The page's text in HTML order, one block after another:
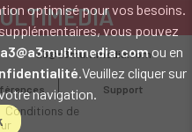
optimisé pour vos besoins.
vous pouvez
a3@a3multimedia.comou en
.Veuillez cliquer sur
navigation.
LOGICIEL CODE BARRE
- Nantes - Angers - Rennes - Le
- Toulouse - Marseille - Poitiers -
Vannes - Quimper - Rouen
a3@a3multimedia.com
Support
-Politique de
Conditions de